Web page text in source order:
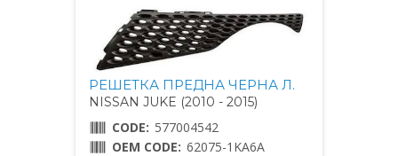
РЕШЕТКА ПРЕДНА ЧЕРНА Л.
NISSAN JUKE (2010 - 2015)
CODE: 577004542
OEM CODE: 62075-1KA6A